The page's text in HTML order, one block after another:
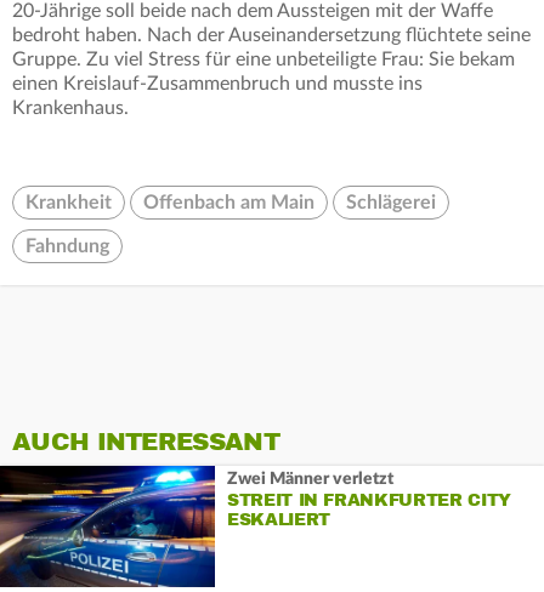
20-Jährige soll beide nach dem Aussteigen mit der Waffe
bedroht haben. Nach der Auseinandersetzung flüchtete seine
Gruppe. Zu viel Stress für eine unbeteiligte Frau: Sie bekam
einen Kreislauf-Zusammenbruch und musste ins
Krankenhaus.
Krankheit Offenbach am Main Schlägerei
Fahndung
AUCH INTERESSANT
Zwei Männer verletzt
STREIT IN FRANKFURTER CITY
ESKALIERT